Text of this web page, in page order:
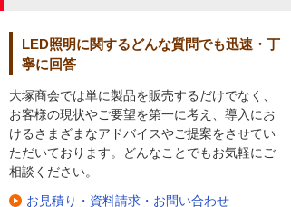
LED照明に関するどんな質問でも迅速・丁
寧に回答
大塚商会では単に製品を販売するだけでなく、
お客様の現状やご要望を第一に考え、導入にお
けるさまざまなアドバイスやご提案をさせてい
ただいております。どんなことでもお気軽にご
相談ください。
お見積り・資料請求・お問い合わせ